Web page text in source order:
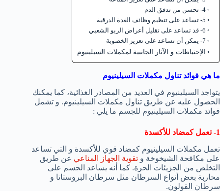
4- تحسن من تدفق الدم
5- تساعد على تنظيم وظائف الغدة الدرقية
6- قد تساعد على تقليل أعراض الربو الشعبي
7- يمكن أن تساعد على تعزيز الخصوبة
الإحتياطات و الآثار الجانبية لمكملات السيلينيوم
ما هي فوائد تناول مكملات السيلينيوم
يتواجد السيلينيوم في العديد من المصادر الغذائية، كما يمكنك
الحصول عليه عن طريق تناول مكملات السيلينيوم. و تشمل
فوائد مكملات السيلينيوم للجسم ما يلي :
1- تعمل كمضاد للأكسدة
تعمل مكملات السيلينيوم كمضاد قوي للأكسدة و التي تساعد
على مكافحة الشيخوخة و تقوية الجهاز المناعي عن طريق
التخلص من الجزيئات الحرة. كما أنه يساعد الجسم على
محاربة بعض أنواع السرطان مثل سرطان البروستاتا و
سرطان القولون.